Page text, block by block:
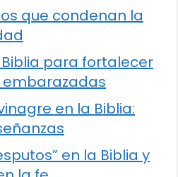
que condenan la
para fortalecer
embarazadas
en la Biblia:
en la Biblia y